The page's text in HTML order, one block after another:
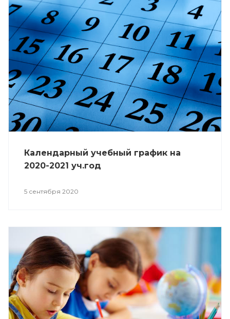
Календарный учебный график на
2020-2021 уч.год
5 сентября 2020